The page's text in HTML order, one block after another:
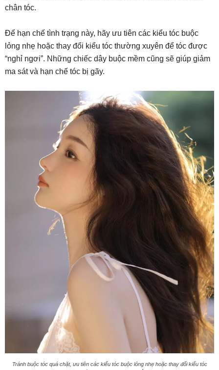
chân tóc.
Để hạn chế tình trạng này, hãy ưu tiên các kiểu tóc buộc
lỏng nhẹ hoặc thay đổi kiểu tóc thường xuyên để tóc được
“nghỉ ngơi”. Những chiếc dây buộc mềm cũng sẽ giúp giảm
ma sát và hạn chế tóc bị gãy.
Tránh buộc tóc quá chặt, ưu tiên các kiểu tóc buộc lỏng nhẹ hoặc thay đổi kiểu tóc